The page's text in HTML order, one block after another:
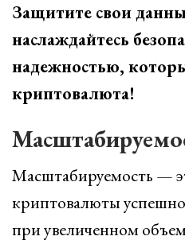
Защитите свои
наслаждайтесь
надежностью,
криптовалюта!
Масштабируемость —
криптовалюты
при увеличенном